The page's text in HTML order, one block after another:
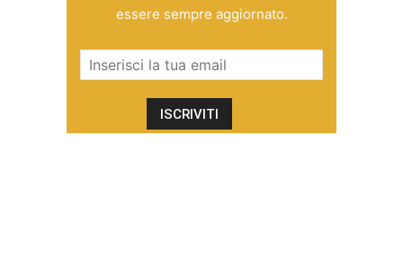
essere sempre aggiornato.